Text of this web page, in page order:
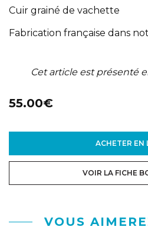
Cuir grainé de vachette
Fabrication française dans
Cet article est présenté
55.00€
ACHETER EN
VOIR LA FICHE
VOUS